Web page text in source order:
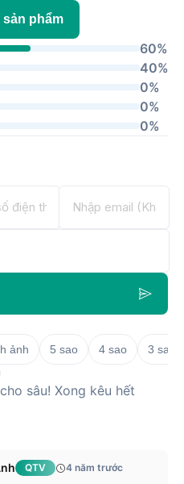
phẩm
60%
40%
0%
0%
0%
ảnh 5 sao 4 sao 3 sao
sâu! Xong kêu hết
QTV 4 năm trước